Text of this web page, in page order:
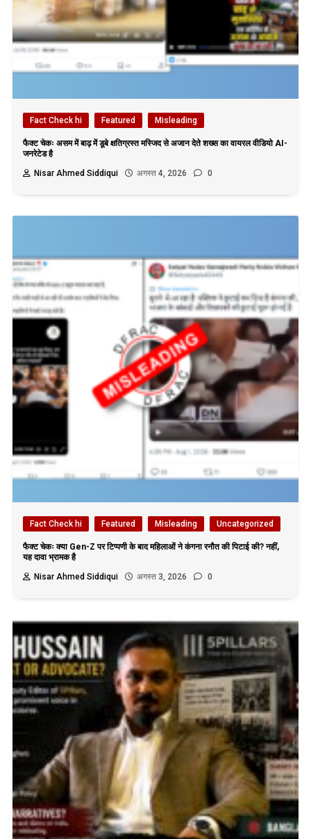
Fact Check hi Featured Misleading
फैक्ट चेकः असम में बाढ़ में डूबे क्षतिग्रस्त मस्जिद से अजान देते शख्स का वायरल वीडियो AI-
जनरेटेड है
Nisar Ahmed Siddiqui
अगस्त 4, 2026 0
Fact Check hi Featured Misleading Uncategorized
फैक्ट चेकः क्या Gen-Z पर टिप्पणी के बाद महिलाओं ने कंगना रनौत की पिटाई की? नहीं,
यह दावा भ्रामक है
Nisar Ahmed Siddiqui
अगस्त 3, 2026 0